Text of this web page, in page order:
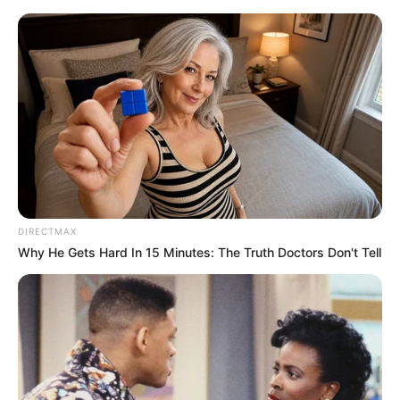
Ansbach
Ansbach Veranstaltungen Hotels
Martin-Luther-Platz mit Kirche St. Gumbertus
und
DIRECTMAX
Why He Gets Hard In 15 Minutes: The Truth Doctors Don't Tell